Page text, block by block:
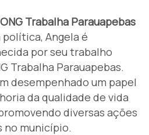
Trabalha Parauapebas
Angela é
por seu trabalho
Trabalha Parauapebas.
desempenhado um papel
da qualidade de vida
diversas ações
no município.